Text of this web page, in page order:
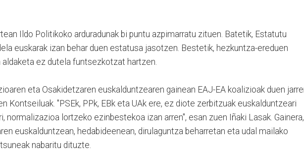
Ildo Politikoko arduradunak bi puntu azpimarratu zituen. Batetik, Estatutu
euskarak izan behar duen estatusa jasotzen. Bestetik, hezkuntza-ereduen
ez dutela funtsezkotzat hartzen.
eta Osakidetzaren euskalduntzearen gainean EAJ-EA koalizioak duen
Kontseiluak. "PSEk, PPk, EBk eta UAk ere, ez diote zerbitzuak euskalduntzeari
normalizazioa lortzeko ezinbestekoa izan arren", esan zuen Iñaki Lasak. Gainera,
euskalduntzean, hedabideenean, dirulaguntza beharretan eta udal mailako
nabaritu dituzte.